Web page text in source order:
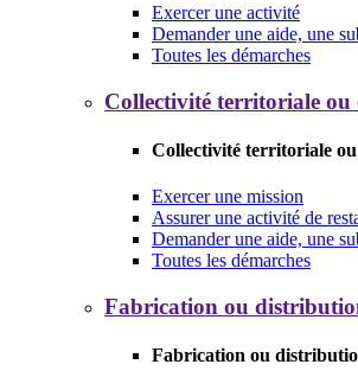
Exercer une activité
Demander une aide, une
Toutes les démarches
Collectivité territoriale ou
Collectivité territoriale ou
Exercer une mission
Assurer une activité de
Demander une aide, une
Toutes les démarches
Fabrication ou
Fabrication ou